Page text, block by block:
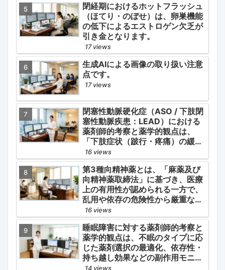
閉経期におけるホットフラッシュ
（ほてり・のぼせ）は、卵巣機能
の低下によるエストロゲン欠乏が
引き金となります。
17 views
生成AIによる画像の取り扱い注意
点です。
17 views
閉塞性動脈硬化症（ASO / 下肢閉
塞性動脈疾患：LEAD）における
薬剤師的考察と薬学的観点は、
「下肢症状（跛行・疼痛）の緩
和」と「全身性動脈硬化による脳
心血管イベント（脳梗塞・心筋梗
塞）の二次予防」の2軸を同時に
管理することにあります。
16 views
第3種向精神薬とは、「麻薬及び
向精神薬取締法」に基づき、医療
上の有用性が認められる一方で、
乱用や依存の危険性から厳重な管
理・規制が必要とされる薬物のう
ち、第1種・第2種よりも比較的リ
スクが低いと判断されて指定され
ている医薬品の分類です。
16 views
睡眠障害に対する薬剤師的考察と
薬学的観点は、不眠のタイプに応
じた薬剤選択の最適化、依存性・
持ち越し効果などの副作用モニタ
リング、そして生活習慣（睡眠衛
14 views